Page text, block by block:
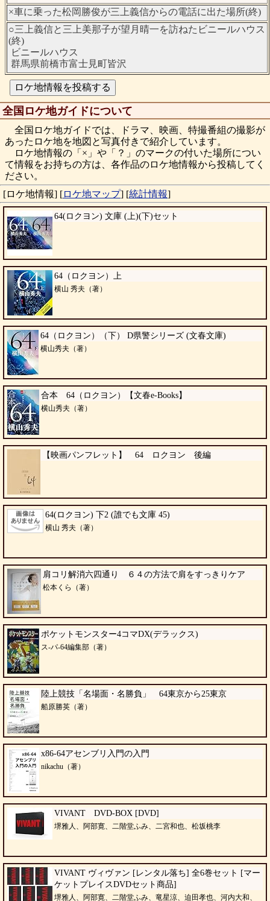
×車に乗った松岡勝俊が三上義信からの電話に出た場所(終)
○三上義信と三上美那子が望月晴一を訪ねたビニールハウス
(終)
ビニールハウス
群馬県前橋市富士見町皆沢
全国ロケ地ガイドについて
全国ロケ地ガイドでは、ドラマ、映画、特撮番組の撮影が
あったロケ地を地図と写真付きで紹介しています。
ロケ地情報の「×」や「？」のマークの付いた場所につい
て情報をお持ちの方は、各作品のロケ地情報から投稿してく
ださい。
[ロケ地情報] [ロケ地マップ] [統計情報]
64(ロクヨン) 文庫 (上)(下)セット
64（ロクヨン）上
横山 秀夫（著）
64（ロクヨン）（下） D県警シリーズ (文春文庫)
横山秀夫（著）
合本 64（ロクヨン）【文春e-Books】
横山秀夫（著）
【映画パンフレット】 64 ロクヨン 後編
64(ロクヨン) 下2 (誰でも文庫 45)
横山 秀夫（著）
肩コリ解消六四通り ６４の方法で肩をすっきりケア
松本くら（著）
ポケットモンスター4コマDX(デラックス)
ス-パ-64編集部（著）
陸上競技「名場面・名勝負」 64東京から25東京
船原勝英（著）
x86-64アセンブリ入門の入門
nikachu（著）
VIVANT DVD-BOX [DVD]
堺雅人、阿部寛、二階堂ふみ、二宮和也、松坂桃李
VIVANT ヴィヴァン [レンタル落ち] 全6巻セット [マー
ケットプレイスDVDセット商品]
堺雅人、阿部寛、二階堂ふみ、竜星涼、迫田孝也、河内大和、